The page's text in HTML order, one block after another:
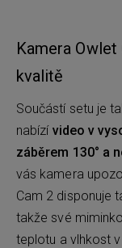
Kamera
kvalitě
Součástí setu je
nabízí video v
záběrem 130° a
vás kamera
Cam 2 disponuje
takže své
teplotu a vlhkost